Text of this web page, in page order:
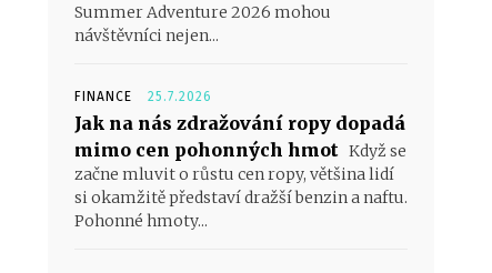
Summer Adventure 2026 mohou
návštěvníci nejen...
FINANCE 25.7.2026
Jak na nás zdražování ropy dopadá
mimo cen pohonných hmot Když se
začne mluvit o růstu cen ropy, většina lidí
si okamžitě představí dražší benzin a naftu.
Pohonné hmoty...